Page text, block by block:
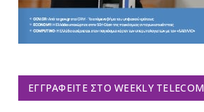
ΕΓΓΡΑΦΕΊΤΕ ΣΤΟ WEEKLY TELECOM